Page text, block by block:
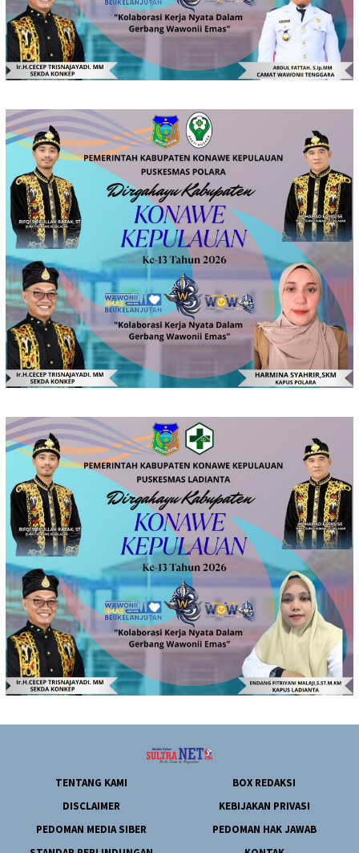
TENTANG KAMI
BOX REDAKSI
DISCLAIMER
KEBIJAKAN PRIVASI
PEDOMAN MEDIA SIBER
PEDOMAN HAK JAWAB